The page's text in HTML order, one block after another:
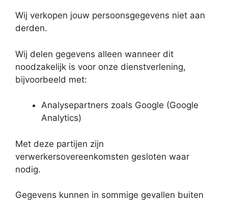
Wij verkopen jouw persoonsgegevens niet aan
derden.
Wij delen gegevens alleen wanneer dit
noodzakelijk is voor onze dienstverlening,
bijvoorbeeld met:
Analysepartners zoals Google (Google
Analytics)
Met deze partijen zijn
verwerkersovereenkomsten gesloten waar
nodig.
Gegevens kunnen in sommige gevallen buiten